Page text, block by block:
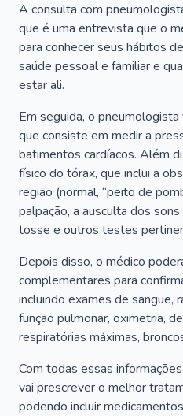
A consulta com
que é uma entrevista que o
para conhecer seus hábitos
saúde pessoal e familiar e
estar ali.
Em seguida, o pneumologista
que consiste em medir a
batimentos cardíacos. Além
físico do tórax, que inclui a
região (normal, “peito de
palpação, a ausculta dos
tosse e outros testes
Depois disso, o médico
complementares para
incluindo exames de sangue,
função pulmonar, oximetria,
respiratórias máximas,
Com todas essas
vai prescrever o melhor
podendo incluir